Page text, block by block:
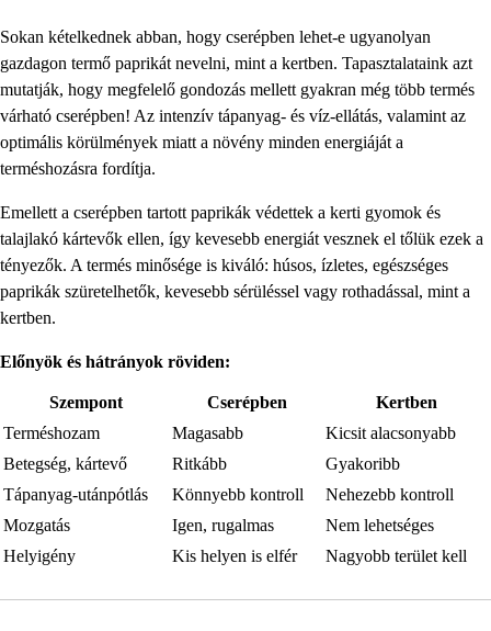
Sokan kételkednek abban, hogy cserépben lehet-e ugyanolyan
gazdagon termő paprikát nevelni, mint a kertben. Tapasztalataink azt
mutatják, hogy megfelelő gondozás mellett gyakran még több termés
várható cserépben! Az intenzív tápanyag- és víz-ellátás, valamint az
optimális körülmények miatt a növény minden energiáját a
terméshozásra fordítja.
Emellett a cserépben tartott paprikák védettek a kerti gyomok és
talajlakó kártevők ellen, így kevesebb energiát vesznek el tőlük ezek a
tényezők. A termés minősége is kiváló: húsos, ízletes, egészséges
paprikák szüretelhetők, kevesebb sérüléssel vagy rothadással, mint a
kertben.
Előnyök és hátrányok röviden:
Szempont Cserépben
Kertben
Terméshozam
Magasabb
Kicsit alacsonyabb
Betegség, kártevő
Ritkább
Gyakoribb
Tápanyag-utánpótlás
Könnyebb kontroll
Nehezebb kontroll
Mozgatás
Igen, rugalmas
Nem lehetséges
Helyigény
Kis helyen is elfér Nagyobb terület kell